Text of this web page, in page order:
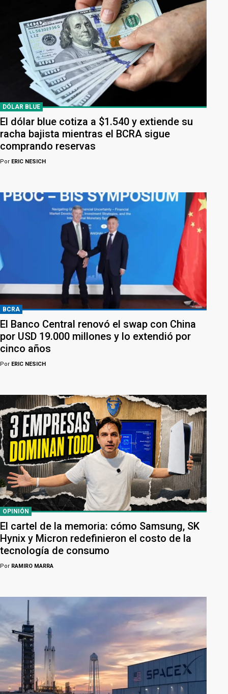
DÓLAR BLUE
El dólar blue cotiza a $1.540 y extiende su
racha bajista mientras el BCRA sigue
comprando reservas
Por ERIC NESICH
BCRA
El Banco Central renovó el swap con China
por USD 19.000 millones y lo extendió por
cinco años
Por ERIC NESICH
OPINIÓN
El cartel de la memoria: cómo Samsung, SK
Hynix y Micron redefinieron el costo de la
tecnología de consumo
Por RAMIRO MARRA